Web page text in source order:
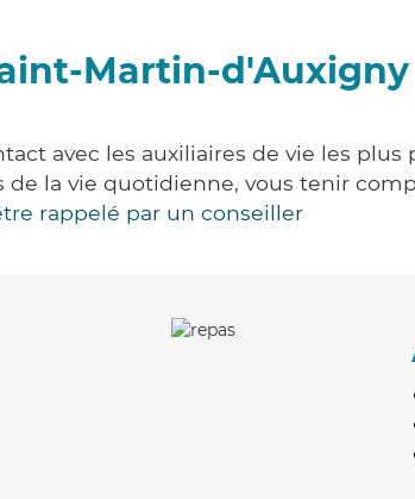
Martin-d'Auxigny
avec les auxiliaires de vie les plus
de la vie quotidienne, vous tenir
rappelé par un conseiller